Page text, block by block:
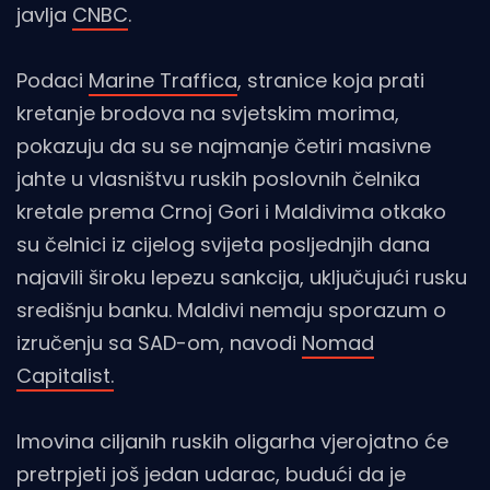
javlja CNBC.
Podaci Marine Traffica, stranice koja prati
kretanje brodova na svjetskim morima,
pokazuju da su se najmanje četiri masivne
jahte u vlasništvu ruskih poslovnih čelnika
kretale prema Crnoj Gori i Maldivima otkako
su čelnici iz cijelog svijeta posljednjih dana
najavili široku lepezu sankcija, uključujući rusku
središnju banku. Maldivi nemaju sporazum o
izručenju sa SAD-om, navodi Nomad
Capitalist.
Imovina ciljanih ruskih oligarha vjerojatno će
pretrpjeti još jedan udarac, budući da je